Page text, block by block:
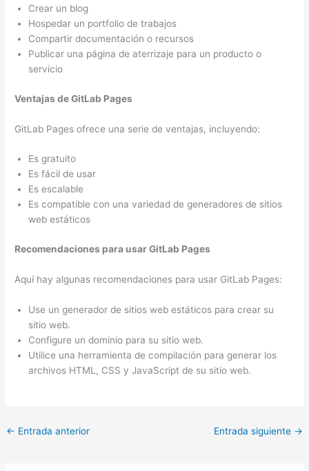
Crear un blog
Hospedar un portfolio de trabajos
Compartir documentación o recursos
Publicar una página de aterrizaje para un producto o
servicio
Ventajas de GitLab Pages
GitLab Pages ofrece una serie de ventajas, incluyendo:
Es gratuito
Es fácil de usar
Es escalable
Es compatible con una variedad de generadores de sitios
web estáticos
Recomendaciones para usar GitLab Pages
Aquí hay algunas recomendaciones para usar GitLab Pages:
Use un generador de sitios web estáticos para crear su
sitio web.
Configure un dominio para su sitio web.
Utilice una herramienta de compilación para generar los
archivos HTML, CSS y JavaScript de su sitio web.
← Entrada anterior Entrada siguiente →